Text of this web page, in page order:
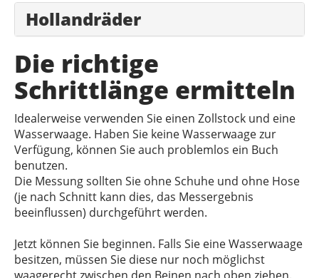
Hollandräder
Die richtige
Schrittlänge ermitteln
Idealerweise verwenden Sie einen Zollstock und eine
Wasserwaage. Haben Sie keine Wasserwaage zur
Verfügung, können Sie auch problemlos ein Buch
benutzen.
Die Messung sollten Sie ohne Schuhe und ohne Hose
(je nach Schnitt kann dies, das Messergebnis
beeinflussen) durchgeführt werden.
Jetzt können Sie beginnen. Falls Sie eine Wasserwaage
besitzen, müssen Sie diese nur noch möglichst
waagerecht zwischen den Beinen nach oben ziehen.